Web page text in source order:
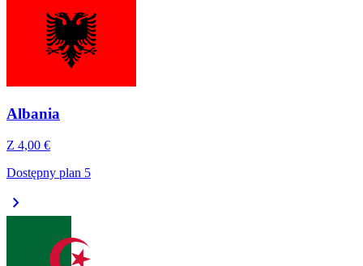
Albania
Z 4,00 €
Dostępny plan 5
chevron_right